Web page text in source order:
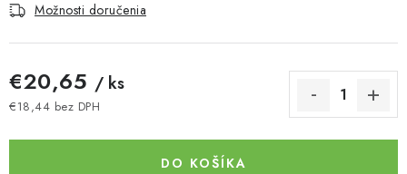
Možnosti doručenia
€20,65 / ks
€18,44 bez DPH
DO KOŠÍKA